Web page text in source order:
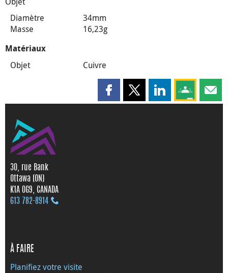
Diamètre
34mm
Masse
16,23g
Matériaux
Objet Cuivre
Partager cette page sur
Partager cette page sur X
Partager cette
Partagez
30, rue Bank
Ottawa (ON)
K1A 0G9, CANADA
613 782‑8914
À FAIRE
Planifiez votre visite